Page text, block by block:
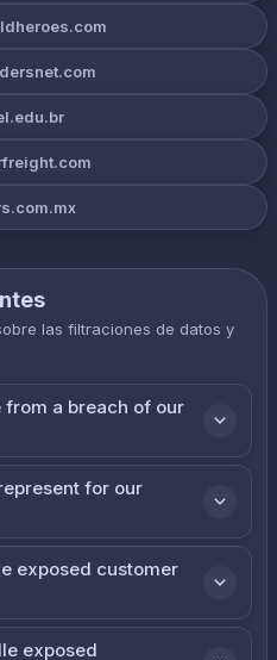
las filtraciones de datos y
from a breach of our
for our
exposed customer
exposed